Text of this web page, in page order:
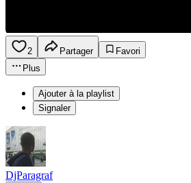
2 Partager
Favori
Plus
Ajouter à la playlist
Signaler
DjParagraf